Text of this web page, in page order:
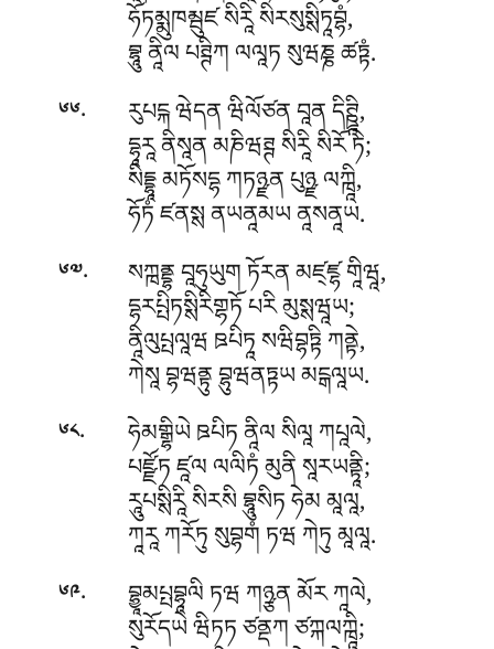
ཧོཏམྨུཁམྦུཛ སིརཱི སིརསུསྶིཏཱབྷཾ,
བྷཱུ ནཱིལ པཊྚིཀ ལལཱཏ སུཝཎྞ ཚཏྟཾ.
༦༦. རུཔངྐ ཝེདན ཝིལོཙན བཱན དིཊྛཱི,
དྷཱརཱ ནིསཱན མཎིཝཊྚ སིརཱི སིརོ ཏེ;
སིདྡྷཱ མཏོསདྷ ཀཏཉྫན པུཉྫ ལཀྑཱི,
ཧོཏཾ ཛནསྶ ནཡནཱམཡ ནཱསནཱཡ.
༦༧. སཀྑནྡྷ བཱཧུཡུག ཏོརན མཛ྄ཛྷ གཱིཝཱ,
དྷརཔྤིཏསྶིརིགྷཏོ པརི མུསྶཝཱཡ;
ནཱིལུཔྤལཱཝ ཋཔིཏཱ སཝིབྷཏྟི ཀནྟེ,
ཀེསཱ བྷཝནྟུ བྷུཝནཏྟཡ མངྒལཱཡ.
༦༨. ཧེམགྒྷིཡེ ཋཔིཏ ནཱིལ སིལཱ ཀཔཱལེ,
པཛྫོཏ ཛཱལ ལལིཏཾ མུནི སཱརཡནྟཱི;
རཱུཔསྶིརཱི སིརསི བྷཱུསིཏ ཧེམ མཱལཱ,
ཀཱརཱ ཀརོཏུ སུབྷགཾ ཏཝ ཀེཏུ མཱལཱ.
༦༩. བྷྱཱམཔྤབྷཱལི ཏཝ ཀཉྩན མོར ཀཱལེ,
སུརོདཡེ ཝིཏཏ ཙནྡཀ ཙཀྐལཀྑཱི;